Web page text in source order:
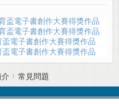
盃電子書創作大賽得獎作品
盃電子書創作大賽得獎作品
電子書創作大賽得獎作品
電子書創作大賽得獎作品
常見問題